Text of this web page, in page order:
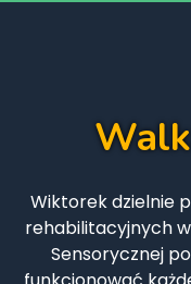
Wiktorek dzielnie
rehabilitacyjnych
Sensorycznej